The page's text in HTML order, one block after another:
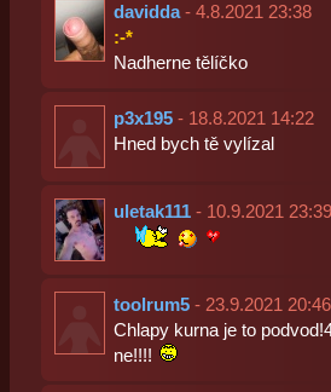
davidda- 4.8.2021 23:38
:-*
Nadherne tělíčko
p3x195- 18.8.2021 14:22
Hned bych tě vylízal
uletak111- 10.9.2021 23:39
toolrum5- 23.9.2021 20:46
Chlapy kurna je to
ne!!!!